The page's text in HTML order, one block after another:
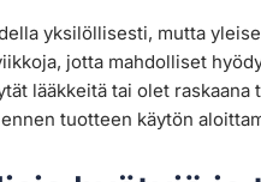
yksilöllisesti, mutta
jotta mahdolliset
lääkkeitä tai olet
tuotteen käytön